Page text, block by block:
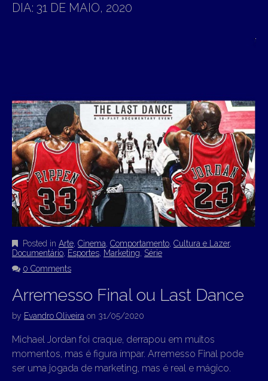
DIA: 31 DE MAIO, 2020
Posted in Arte Cinema Comportamento Cultura e Lazer,
Documentário Esportes Marketing Série
0 Comments
Arremesso Final ou Last Dance
by Evandro Oliveira on 31/05/2020
Michael Jordan foi craque, derrapou em muitos
momentos, mas é figura ímpar. Arremesso Final pode
ser uma jogada de marketing, mas é real e mágico.